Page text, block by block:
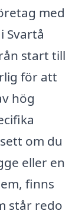
med
Svartå
start till
för att
hög
om du
eller en
finns
står redo